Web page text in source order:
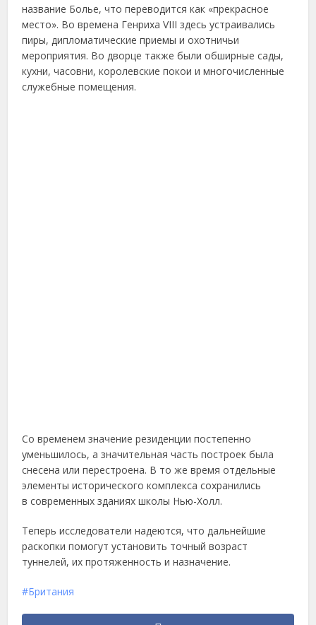
название Болье, что переводится как «прекрасное
место». Во времена Генриха VIII здесь устраивались
пиры, дипломатические приемы и охотничьи
мероприятия. Во дворце также были обширные сады,
кухни, часовни, королевские покои и многочисленные
служебные помещения.
Со временем значение резиденции постепенно
уменьшилось, а значительная часть построек была
снесена или перестроена. В то же время отдельные
элементы исторического комплекса сохранились
в современных зданиях школы Нью-Холл.
Теперь исследователи надеются, что дальнейшие
раскопки помогут установить точный возраст
туннелей, их протяженность и назначение.
Британия